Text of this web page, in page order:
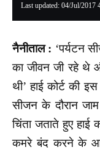
Last updated: 04/Jul/2017
नैनीताल : ‘पर्यटन
का जीवन जी रहे थे
थी’ हाई कोर्ट की
सीजन के दौरान
चिंता जताते हुए हाई
कमरे बंद करने के